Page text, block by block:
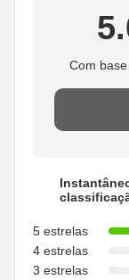
Com
5 estrelas
4 estrelas
3 estrelas